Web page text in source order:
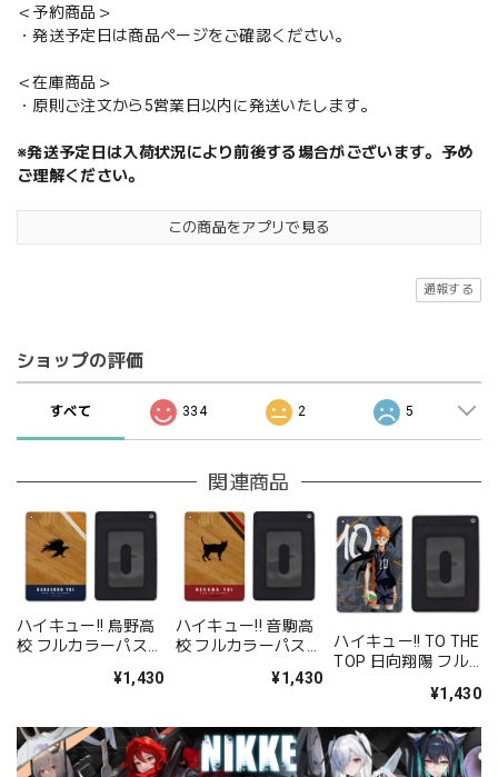
＜予約商品＞
・発送予定日は商品ページをご確認ください。
＜在庫商品＞
・原則ご注文から5営業日以内に発送いたします。
※発送予定日は入荷状況により前後する場合がございます。予め
ご理解ください。
この商品をアプリで見る
通報する
ショップの評価
すべて 334 2 5
関連商品
ハイキュー!! 烏野高
校 フルカラーパスケ
¥1,430
ハイキュー!! 音駒高
校 フルカラーパスケ
¥1,430
ハイキュー!! TO THE
TOP 日向翔陽 フル
¥1,430